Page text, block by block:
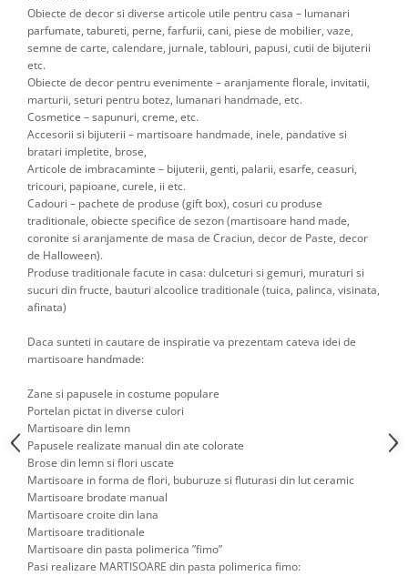
Obiecte de decor si diverse articole utile pentru casa – lumanari
parfumate, tabureti, perne, farfurii, cani, piese de mobilier, vaze,
semne de carte, calendare, jurnale, tablouri, papusi, cutii de bijuterii
etc.
Obiecte de decor pentru evenimente – aranjamente florale, invitatii,
marturii, seturi pentru botez, lumanari handmade, etc.
Cosmetice – sapunuri, creme, etc.
Accesorii si bijuterii – martisoare handmade, inele, pandative si
bratari impletite, brose,
Articole de imbracaminte – bijuterii, genti, palarii, esarfe, ceasuri,
tricouri, papioane, curele, ii etc.
Cadouri – pachete de produse (gift box), cosuri cu produse
traditionale, obiecte specifice de sezon (martisoare hand made,
coronite si aranjamente de masa de Craciun, decor de Paste, decor
de Halloween).
Produse traditionale facute in casa: dulceturi si gemuri, muraturi si
sucuri din fructe, bauturi alcoolice traditionale (tuica, palinca, visinata,
afinata)
Daca sunteti in cautare de inspiratie va prezentam cateva idei de
martisoare handmade:
Zane si papusele in costume populare
Portelan pictat in diverse culori
Martisoare din lemn
Papusele realizate manual din ate colorate
Brose din lemn si flori uscate
Martisoare in forma de flori, buburuze si fluturasi din lut ceramic
Martisoare brodate manual
Martisoare croite din lana
Martisoare traditionale
Martisoare din pasta polimerica ”fimo”
Pasi realizare MARTISOARE din pasta polimerica fimo: